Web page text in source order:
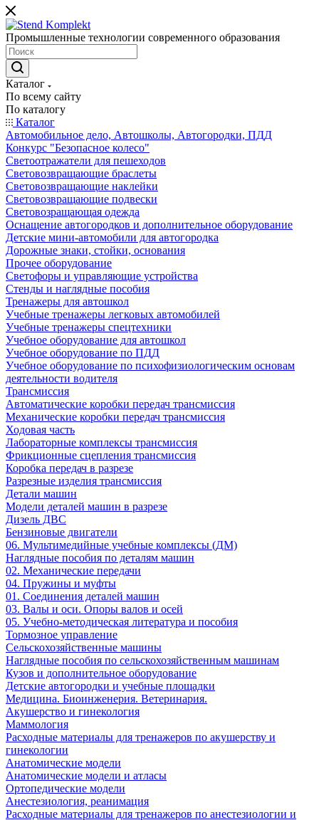
Промышленные технологии современного образования
Каталог
По всему сайту
По каталогу
Каталог
Автомобильное дело, Автошколы, Автогородки, ПДД
Конкурс "Безопасное колесо"
Светоотражатели для пешеходов
Световозвращающие браслеты
Световозвращающие наклейки
Световозвращающие подвески
Световозращающая одежда
Оснащение автогородков и дополнительное оборудование
Детские мини-автомобили для автогородка
Дорожные знаки, стойки, основания
Прочее оборудование
Светофоры и управляющие устройства
Стенды и наглядные пособия
Тренажеры для автошкол
Учебные тренажеры легковых автомобилей
Учебные тренажеры спецтехники
Учебное оборудование для автошкол
Учебное оборудование по ПДД
Учебное оборудование по психофизиологическим основам
деятельности водителя
Трансмиссия
Автоматические коробки передач трансмиссия
Механические коробки передач трансмиссия
Ходовая часть
Лабораторные комплексы трансмиссия
Фрикционные сцепления трансмиссия
Коробка передач в разрезе
Разрезные изделия трансмиссия
Детали машин
Модели деталей машин в разрезе
Дизель ДВС
Бензиновые двигатели
06. Мультимедийные учебные комплексы (ДМ)
Наглядные пособия по деталям машин
02. Механические передачи
04. Пружины и муфты
01. Соединения деталей машин
03. Валы и оси. Опоры валов и осей
05. Учебно-методическая литература и пособия
Тормозное управление
Сельскохозяйственные машины
Наглядные пособия по сельскохозяйственным машинам
Кузов и дополнительное оборудование
Детские автогородки и учебные площадки
Медицина. Биоинженерия. Ветеринария.
Акушерство и гинекология
Маммология
Расходные материалы для тренажеров по акушерству и
гинекологии
Анатомические модели
Анатомические модели и атласы
Ортопедические модели
Анестезиология, реанимация
Расходные материалы для тренажеров по анестезиологии и